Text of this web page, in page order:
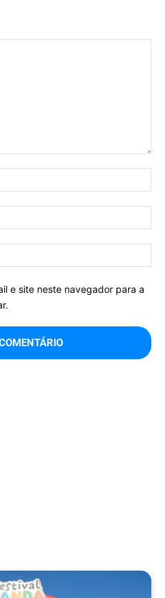
e site neste navegador para a